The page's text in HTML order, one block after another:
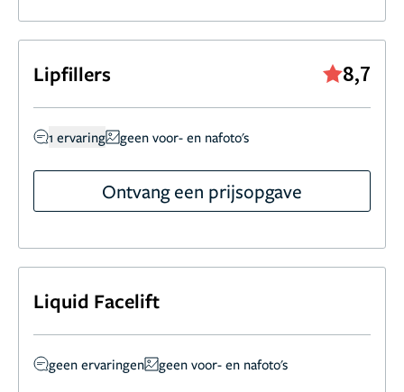
Lipfillers 8,7
1 ervaring geen voor- en nafoto's
Ontvang een prijsopgave
Liquid Facelift
geen ervaringen geen voor- en nafoto's